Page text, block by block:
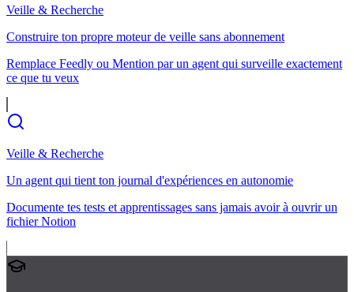
Veille & Recherche
Construire ton propre moteur de veille sans abonnement
Remplace Feedly ou Mention par un agent qui surveille exactement
ce que tu veux
Veille & Recherche
Un agent qui tient ton journal d'expériences en autonomie
Documente tes tests et apprentissages sans jamais avoir à ouvrir un
fichier Notion